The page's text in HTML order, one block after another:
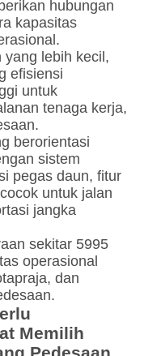
hubungan
kapasitas
yang lebih kecil,
efisiensi
untuk
tenaga kerja,
berorientasi
sistem
pegas daun, fitur
untuk jalan
jangka
sekitar 5995
operasional
dan
Memilih